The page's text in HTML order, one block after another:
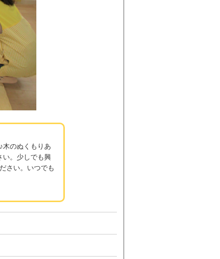
木のぬくもりあ
い。少しでも興
さい。いつでも